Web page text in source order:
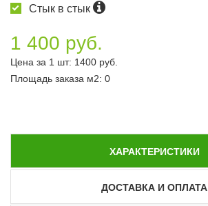
Стык в стык
1 400 руб.
Цена за 1 шт: 1400 руб.
Площадь заказа м2: 0
ХАРАКТЕРИСТИКИ
ДОСТАВКА И ОПЛАТА